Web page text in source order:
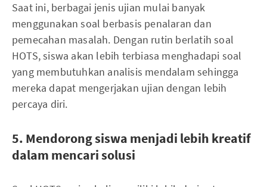
Saat ini, berbagai jenis ujian mulai banyak
menggunakan soal berbasis penalaran dan
pemecahan masalah. Dengan rutin berlatih soal
HOTS, siswa akan lebih terbiasa menghadapi soal
yang membutuhkan analisis mendalam sehingga
mereka dapat mengerjakan ujian dengan lebih
percaya diri.
5. Mendorong siswa menjadi lebih kreatif
dalam mencari solusi